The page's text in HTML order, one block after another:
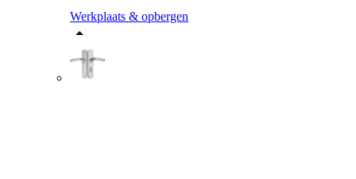
Werkplaats & opbergen